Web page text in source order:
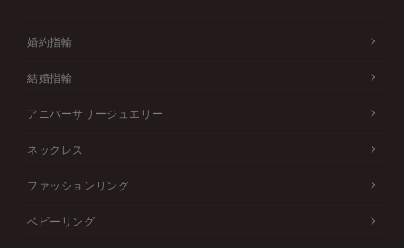
婚約指輪
結婚指輪
アニバーサリージュエリー
ネックレス
ファッションリング
ベビーリング